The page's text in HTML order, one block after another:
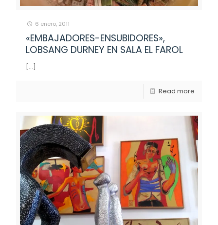
6 enero, 2011
«EMBAJADORES-ENSUBIDORES»,
LOBSANG DURNEY EN SALA EL FAROL
[…]
Read more